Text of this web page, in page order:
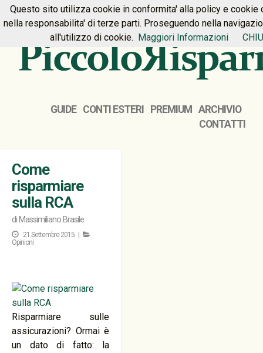
HOME PREMIUM CONTATTI
GUIDE CONTI ESTERI PREMIUM
ARCHIVIO
CONTATTI
Come
risparmiare
sulla RCA
di Massimiliano Brasile
21 Settembre 2015 |
Opinioni
Risparmiare sulle
assicurazioni? Ormai è
un dato di fatto: la
Questo sito utilizza cookie in conformita' alla policy e cookie
nella responsabilita' di terze parti. Proseguendo nella
all'utilizzo di cookie. Maggiori Informazioni